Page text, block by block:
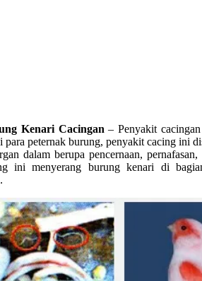
Kenari Cacingan – Penyakit
para peternak burung, penyakit cacing ini
dalam berupa pencernaan,
ini menyerang burung kenari di